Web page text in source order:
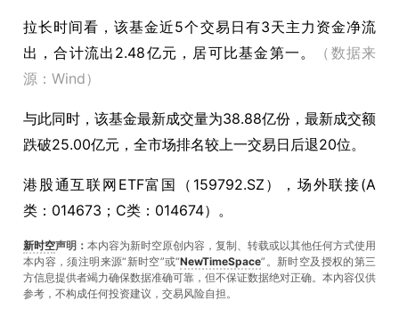
拉长时间看，该基金近5个交易日有3天主力资金净流
出，合计流出2.48亿元，居可比基金第一。
（数据来
源：Wind）
与此同时，该基金最新成交量为38.88亿份，最新成交额
跌破25.00亿元，全市场排名较上一交易日后退20位。
港股通互联网ETF富国（159792.SZ），场外联接(A
类：014673；C类：014674）。
新时空声明： 本内容为新时空原创内容，复制、转载或以其他任何方式使用
本内容，须注明来源“新时空”或“NewTimeSpace”。新时空及授权的第三
方信息提供者竭力确保数据准确可靠，但不保证数据绝对正确。本內容仅供
参考，不构成任何投资建议，交易风险自担。